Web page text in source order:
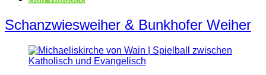
Schanzwiesweiher & Bunkhofer Weiher